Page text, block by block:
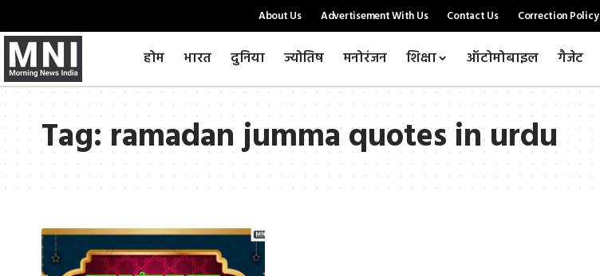
About Us Advertisement With Us Contact Us Correction Policy
होम भारत दुनिया ज्योतिष मनोरंजन शिक्षा ऑटोमोबाइल गैजेट
Tag:ramadan jumma quotes in urdu